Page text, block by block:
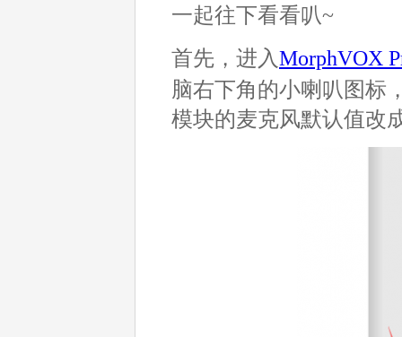
一起往下看看叭~
首先，进入MorphVOX
脑右下角的小喇叭图标
模块的麦克风默认值改